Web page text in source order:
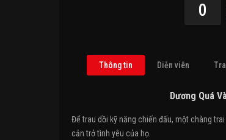
0
Thông tin Diễn viên
Dương Quá
Để trau dồi kỹ năng chiến đấu, một chàng
cản trở tình yêu của họ.